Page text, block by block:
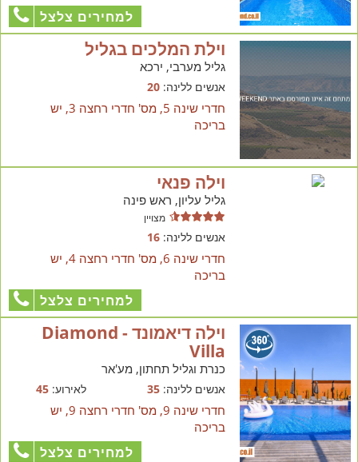
למחירים צלצל
וילת המלכים בגליל
גליל מערבי, ירכא
אנשים ללינה:20
חדרי שינה 5, מס' חדרי רחצה 3, יש
בריכה
וילה פנאי
גליל עליון, ראש פינה
מצויין
אנשים ללינה:16
חדרי שינה 6, מס' חדרי רחצה 4, יש
בריכה
למחירים צלצל
וילה דיאמונד - Diamond
Villa
כנרת וגליל תחתון, מע'אר
אנשים ללינה:35 לאירוע:45
חדרי שינה 9, מס' חדרי רחצה 9, יש
בריכה
למחירים צלצל